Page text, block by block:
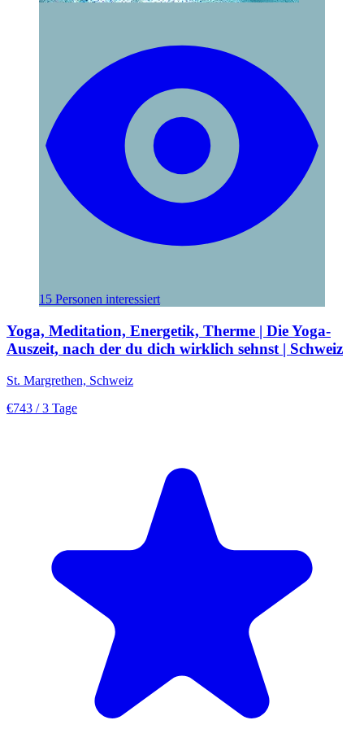
15 Personen interessiert
Yoga, Meditation, Energetik, Therme | Die Yoga-
Auszeit, nach der du dich wirklich sehnst | Schweiz
St. Margrethen, Schweiz
€743 / 3 Tage